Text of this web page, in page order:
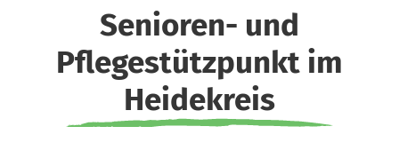
Senioren- und
Pflegestützpunkt im
Heidekreis